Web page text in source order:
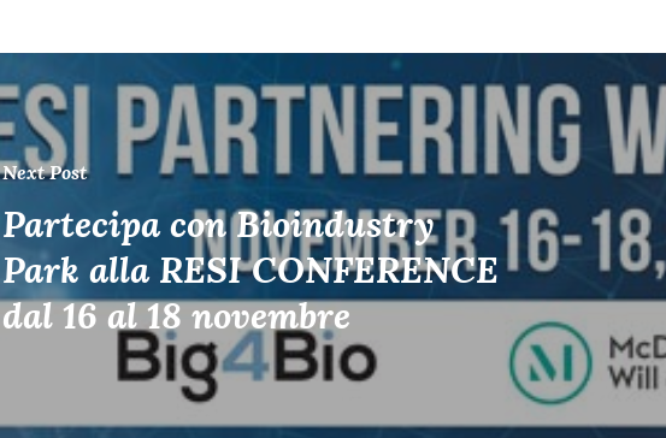
Next Post
Partecipa con Bioindustry
Park alla RESI CONFERENCE
dal 16 al 18 novembre